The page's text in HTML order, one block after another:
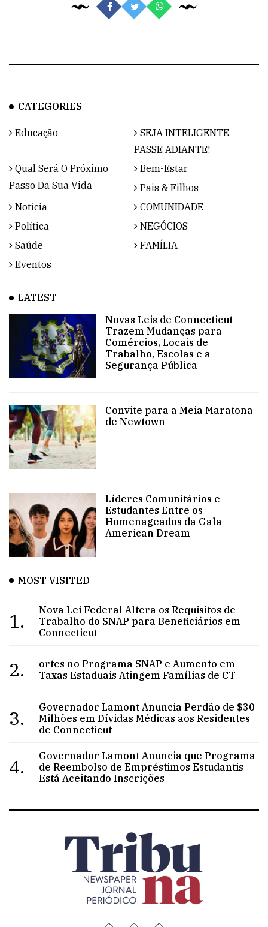
CATEGORIES
Educação
SEJA INTELIGENTE
PASSE ADIANTE!
Qual Será O Próximo
Passo Da Sua Vida
Bem-Estar
Pais & Filhos
Notícia
COMUNIDADE
Política
NEGÓCIOS
Saúde
FAMÍLIA
Eventos
LATEST
Novas Leis de Connecticut
Trazem Mudanças para
Comércios, Locais de
Trabalho, Escolas e a
Segurança Pública
Convite para a Meia Maratona
de Newtown
Líderes Comunitários e
Estudantes Entre os
Homenageados da Gala
American Dream
MOST VISITED
1.
Nova Lei Federal Altera os Requisitos de
Trabalho do SNAP para Beneficiários em
Connecticut
2.
ortes no Programa SNAP e Aumento em
Taxas Estaduais Atingem Famílias de CT
3.
Governador Lamont Anuncia Perdão de $30
Milhões em Dívidas Médicas aos Residentes
de Connecticut
4.
Governador Lamont Anuncia que Programa
de Reembolso de Empréstimos Estudantis
Está Aceitando Inscrições